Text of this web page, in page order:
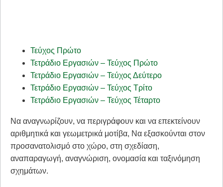
Τεύχος Πρώτο
Τετράδιο Εργασιών – Τεύχος Πρώτο
Τετράδιο Εργασιών – Τεύχος Δεύτερο
Τετράδιο Εργασιών – Τεύχος Τρίτο
Τετράδιο Εργασιών – Τεύχος Τέταρτο
Να αναγνωρίζουν, να περιγράφουν και να επεκτείνουν
αριθμητικά και γεωμετρικά μοτίβα, Να εξασκούνται στον
προσανατολισμό στο χώρο, στη σχεδίαση,
αναπαραγωγή, αναγνώριση, ονομασία και ταξινόμηση
σχημάτων.